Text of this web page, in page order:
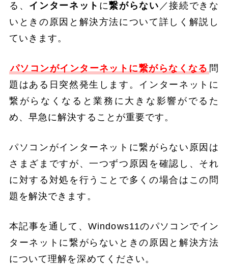
る、 インターネット に繋がらない ／接続できな
いときの原因と解決方法について詳しく解説し
ていきます。
パソコンがインターネットに繋がらなくなる 問
題はある日突然発生します。インターネットに
繋がらなくなると業務に大きな影響がでるた
め、早急に解決することが重要です。
パソコンがインターネットに繋がらない原因は
さまざまですが、一つずつ原因を確認し、それ
に対する対処を行うことで多くの場合はこの問
題を解決できます。
本記事を通して、Windows11のパソコンでイン
ターネットに繋がらないときの原因と解決方法
について理解を深めてください。